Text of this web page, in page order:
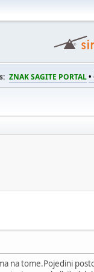
ZNAK SAGITE PORTAL
na tome.Pojedini